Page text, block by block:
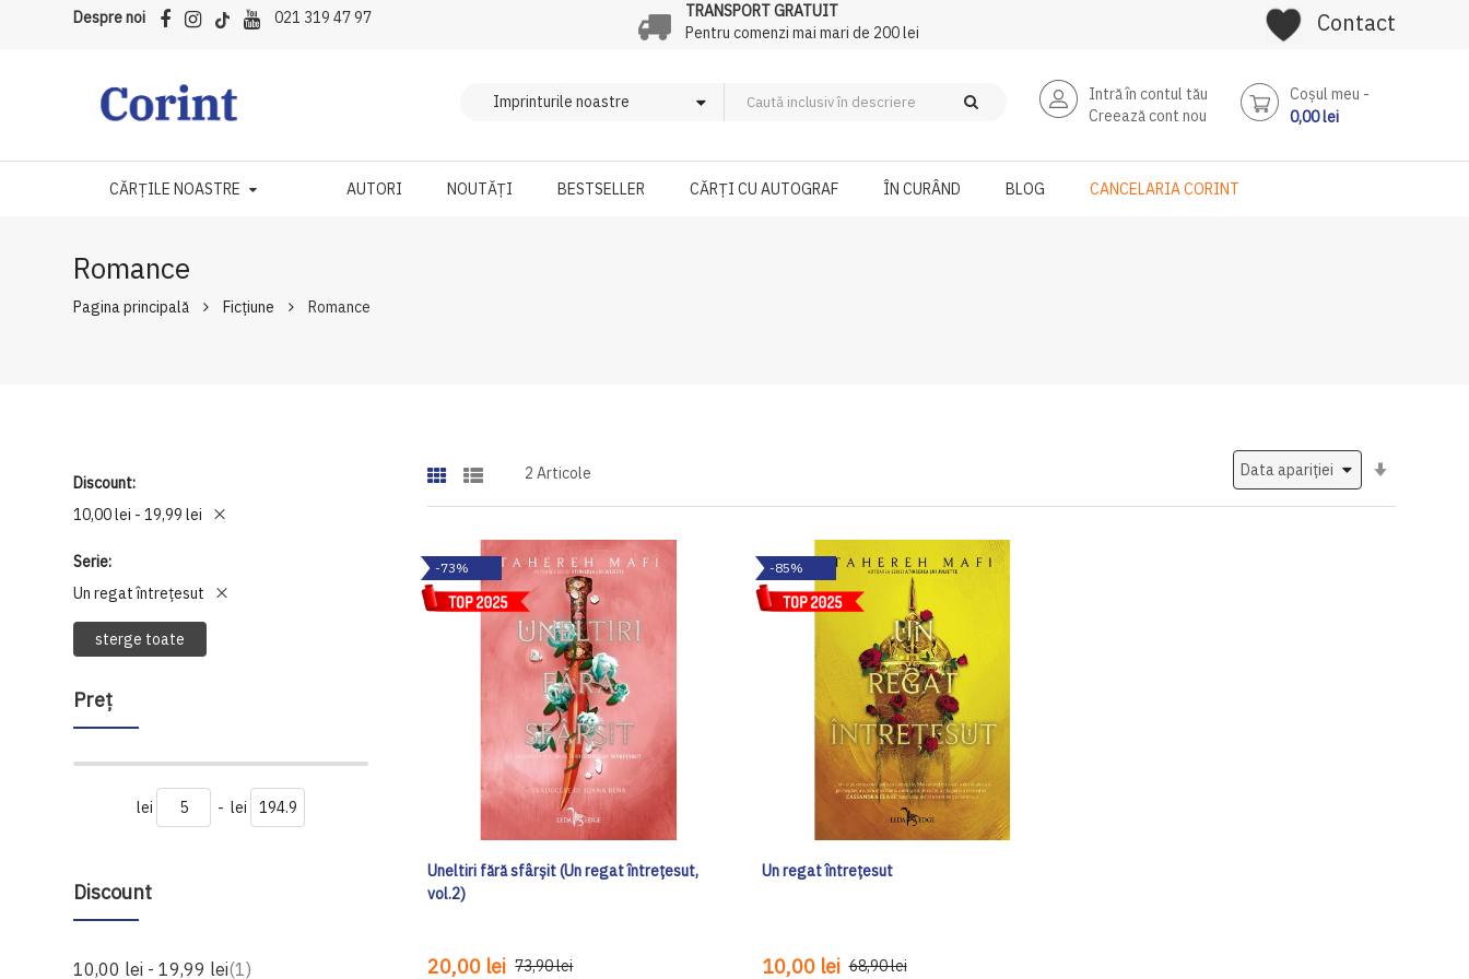
Despre noi 021 319 47 97
TRANSPORT GRATUIT
Pentru comenzi mai mari de 200 lei
Contact
Intră în contul tău
Creează cont nou
Coşul meu
0,00 lei
CĂRȚILE NOASTRE AUTORI NOUTĂȚI BESTSELLER CĂRȚI CU AUTOGRAF ÎN CURÂND BLOG CANCELARIA CORINT
Romance
Pagina principală Ficțiune Romance
Discount
10,00 lei - 19,99 lei
Serie
Un regat întrețesut
sterge toate
Preţ
lei - lei
Discount
10,00 lei -19,99 lei 1produs
2 Articole
-73%
Uneltiri fără sfârșit (Un regat întrețesut,
vol.2)
20,00 lei 73,90 lei
-85%
Un regat întrețesut
10,00 lei 68,90 lei